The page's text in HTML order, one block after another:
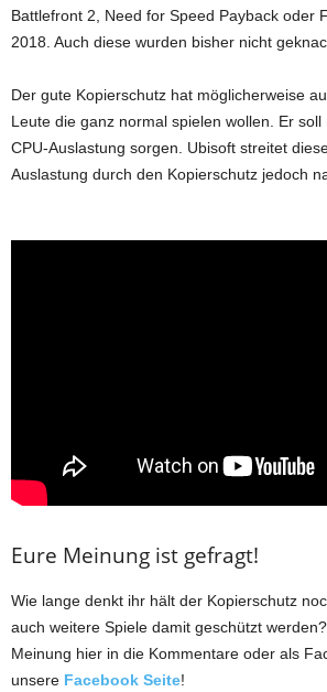
Battlefront 2, Need for Speed Payback oder
2018. Auch diese wurden bisher nicht
Der gute Kopierschutz hat möglicherweise
Leute die ganz normal spielen wollen. Er
CPU-Auslastung sorgen. Ubisoft streitet
Auslastung durch den Kopierschutz jedoch
Eure Meinung ist gefragt!
Wie lange denkt ihr hält der Kopierschutz
auch weitere Spiele damit geschützt
Meinung hier in die Kommentare oder als
unsere Facebook Seite!